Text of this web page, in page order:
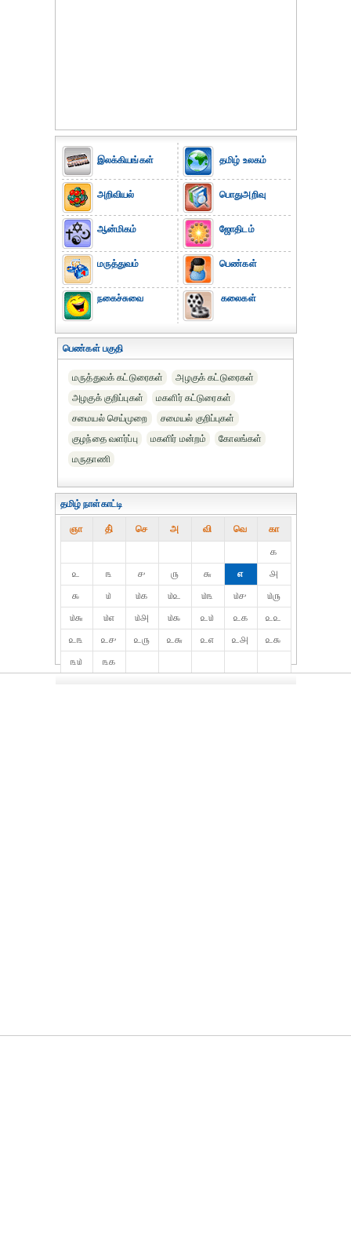
இலக்கியங்கள்
அறிவியல்
ஆன்மிகம்
மருத்துவம்
நகைச்சுவை
தமிழ் உலகம்
பொதுஅறிவு
ஜோதிடம்
பெண்கள்
கலைகள்
பெண்கள் பகுதி
மருத்துவக் கட்டுரைகள்
அழகுக் கட்டுரைகள்
அழகுக் குறிப்புகள்
மகளிர் கட்டுரைகள்
சமையல் செய்முறை
சமையல் குறிப்புகள்
குழந்தை வளர்ப்பு
மகளிர் மன்றம்
கோலங்கள்
மருதாணி
தமிழ் நாள்காட்டி
ஞா தி் செ அ வி வெ கா
௧
௨
௩ ௪ ௫ ௬ ௭
௮
௯
௰ ௰௧ ௰௨ ௰௩ ௰௪
௰௫
௰௬
௰௭ ௰௮ ௰௯ ௨௰ ௨௧
௨௨
௨௩
௨௪ ௨௫ ௨௬ ௨௭ ௨௮
௨௯
௩௰
௩௧